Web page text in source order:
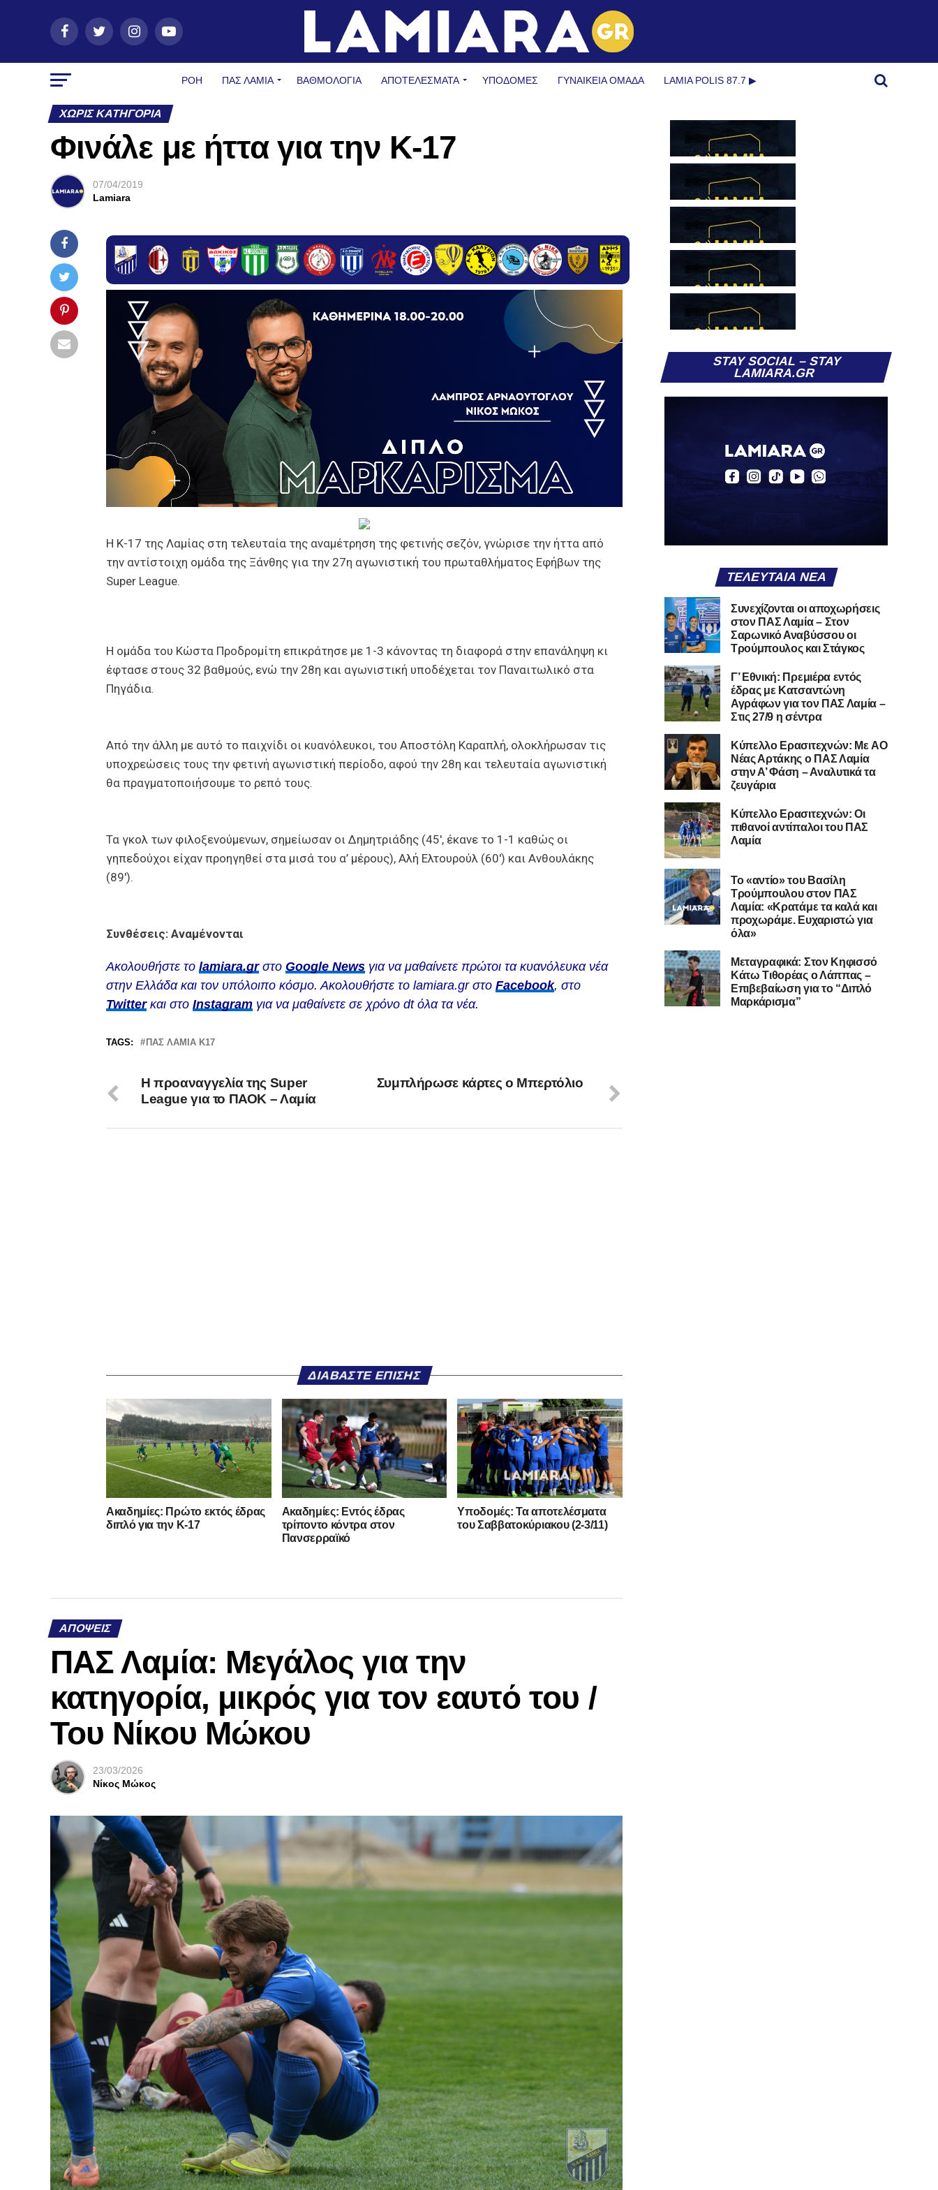
ΡΟΗ ΠΑΣ ΛΑΜΊΑ ΒΑΘΜΟΛΟΓΙΑ ΑΠΟΤΕΛΕΣΜΑΤΑ ΥΠΟΔΟΜΈΣ ΓΥΝΑΙΚΕΊΑ ΟΜΆΔΑ LAMIA POLIS 87.7 ▶︎
ΧΩΡΊΣ ΚΑΤΗΓΟΡΊΑ
Φινάλε με ήττα για την Κ-17
07/04/2019
Lamiara
Η Κ-17 της Λαμίας στη τελευταία της αναμέτρηση της φετινής σεζόν, γνώρισε την ήττα από
την αντίστοιχη ομάδα της Ξάνθης για την 27η αγωνιστική του πρωταθλήματος Εφήβων της
Super League.
Η ομάδα του Κώστα Προδρομίτη επικράτησε με 1-3 κάνοντας τη διαφορά στην επανάληψη κι
έφτασε στους 32 βαθμούς, ενώ την 28η και αγωνιστική υποδέχεται τον Παναιτωλικό στα
Πηγάδια.
Από την άλλη με αυτό το παιχνίδι οι κυανόλευκοι, του Αποστόλη Καραπλή, ολοκλήρωσαν τις
υποχρεώσεις τους την φετινή αγωνιστική περίοδο, αφού την 28η και τελευταία αγωνιστική
θα πραγματοποιήσουμε το ρεπό τους.
Τα γκολ των φιλοξενούμενων, σημείωσαν οι Δημητριάδης (45′, έκανε το 1-1 καθώς οι
γηπεδούχοι είχαν προηγηθεί στα μισά του α’ μέρους), Αλή Ελτουρούλ (60′) και Ανθουλάκης
(89′).
Συνθέσεις: Αναμένονται
Ακολουθήστε το lamiara.grστο Google News για να μαθαίνετε πρώτοι τα κυανόλευκα νέα
στην Ελλάδα και τον υπόλοιπο κόσμο. Ακολουθήστε το lamiara.gr στο Facebook, στο
Twitterκαι στο Instagram για να μαθαίνετε σε χρόνο dt όλα τα νέα.
TAGS: ΠΑΣ ΛΑΜΙΑ Κ17
Συμπλήρωσε κάρτες ο Μπερτόλιο
Η προαναγγελία της Super
League για το ΠΑΟΚ – Λαμία
ΔΙΑΒΆΣΤΕ ΕΠΊΣΗΣ
Ακαδημίες: Πρώτο εκτός έδρας
διπλό για την Κ-17
Ακαδημίες: Εντός έδρας
τρίποντο κόντρα στον
Πανσερραϊκό
Υποδομές: Τα αποτελέσματα
του Σαββατοκύριακου (2-3/11)
ΑΠΌΨΕΙΣ
ΠΑΣ Λαμία: Μεγάλος για την
κατηγορία, μικρός για τον εαυτό του /
Του Νίκου Μώκου
23/03/2026
Νίκος Μώκος
STAY SOCIAL – STAY
LAMIARA.GR
ΤΕΛΕΥΤΑΊΑ ΝΈΑ
Συνεχίζονται οι αποχωρήσεις
στον ΠΑΣ Λαμία – Στον
Σαρωνικό Αναβύσσου οι
Τρούμπουλος και Στάγκος
Γ’ Εθνική: Πρεμιέρα εντός
έδρας με Κατσαντώνη
Αγράφων για τον ΠΑΣ Λαμία –
Στις 27/9 η σέντρα
Kύπελλο Ερασιτεχνών: Με AO
Nέας Αρτάκης ο ΠΑΣ Λαμία
στην Α’ Φάση – Αναλυτικά τα
ζευγάρια
Κύπελλο Ερασιτεχνών: Οι
πιθανοί αντίπαλοι του ΠΑΣ
Λαμία
Το «αντίο» του Βασίλη
Τρούμπουλου στον ΠΑΣ
Λαμία: «Κρατάμε τα καλά και
προχωράμε. Ευχαριστώ για
όλα»
Μεταγραφικά: Στον Κηφισσό
Κάτω Τιθορέας ο Λάππας –
Επιβεβαίωση για το “Διπλό
Μαρκάρισμα”